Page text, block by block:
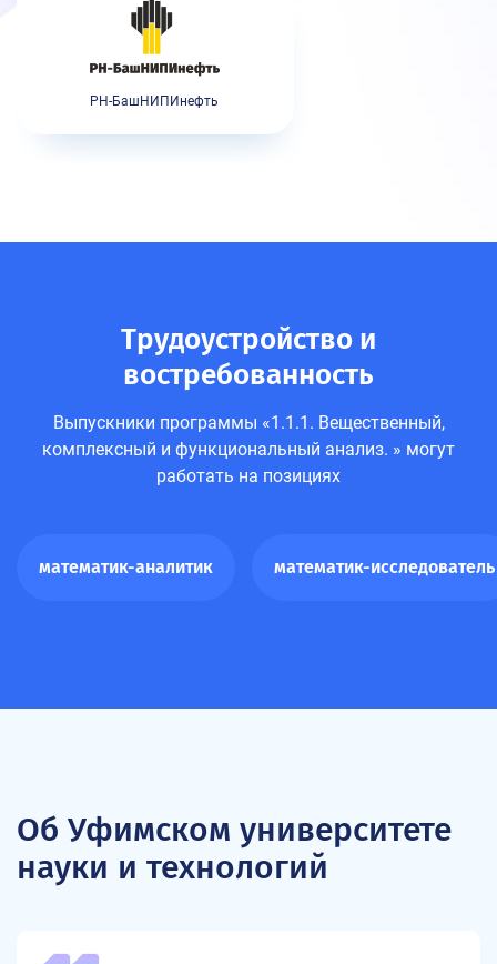
РН-БашНИПИнефть
Трудоустройство и
востребованность
Выпускники программы «1.1.1. Вещественный,
комплексный и функциональный анализ. » могут
работать на позициях
математик-аналитик математик-исследователь
Об Уфимском университете
науки и технологий